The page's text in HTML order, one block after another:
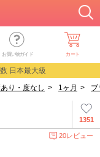
お買い物ガイド カート
日本最大級
り・度なし > 1ヶ月 > ブ
1351
20レビュー